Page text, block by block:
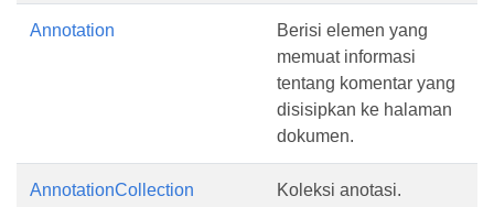
Annotation
Berisi elemen yang
memuat informasi
tentang komentar yang
disisipkan ke halaman
dokumen.
AnnotationCollection Koleksi anotasi.